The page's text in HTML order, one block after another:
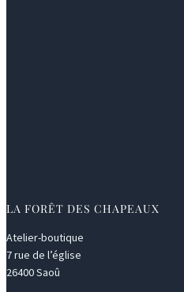
LA FORÊT DES CHAPEAUX
Atelier-boutique
7 rue de l’église
26400 Saoû